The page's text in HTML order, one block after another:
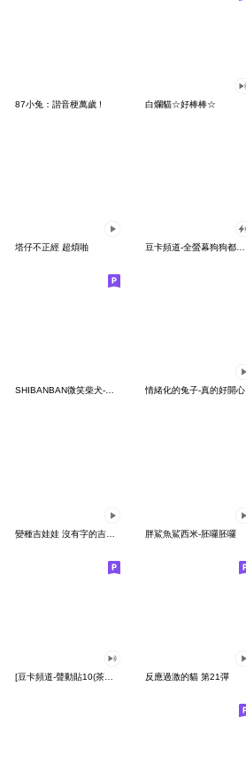
87小兔：諧音梗萬歲 ! 白爛貓☆好棒棒☆
塔仔不正經 超煩啪
SHIBANBAN微笑柴犬-廢柴寶寶日常 情緒化的兔子-真的好開心
胖鯊魚鯊西米-胚囉胚囉
反應過激的貓 第21彈